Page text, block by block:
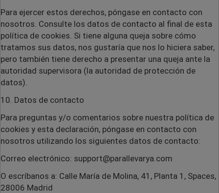
Para ejercer estos derechos, póngase en contacto con
nosotros. Consulte los datos de contacto al final de esta
política de cookies. Si tiene alguna queja sobre cómo
tratamos sus datos, nos gustaría que nos lo hiciera saber,
pero también tiene derecho a presentar una queja ante la
autoridad supervisora (la autoridad de protección de
datos).
10. Datos de contacto
Para preguntas y/o comentarios sobre nuestra política de
cookies y esta declaración, póngase en contacto con
nosotros utilizando los siguientes datos de contacto:
Correo electrónico: support@parallevarya.com
O escríbanos a: Calle María de Molina, 41, Planta 1, Spaces,
28006 Madrid